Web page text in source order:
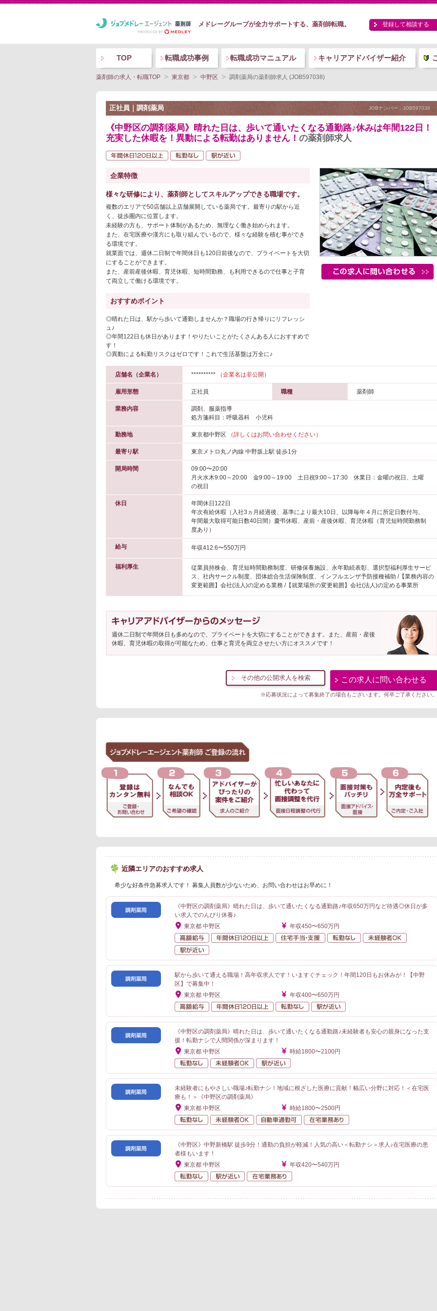
メドレーグループが全力サポートする、薬剤師転職。 登録して相談する
TOP 転職成功事例 転職成功マニュアル キャリアアドバイザー紹介
薬剤師の求人・転職TOP 東京都 中野区 調剤薬局の薬剤師求人 (JOB597038)
正社員｜調剤薬局 JOBナンバー：JOB597038
《中野区の調剤薬局》晴れた日は、歩いて通いたくなる通勤路♪休みは年間122日！
充実した休暇を！異動による転勤はありません！ の薬剤師求人
企業特徴
様々な研修により、薬剤師としてスキルアップできる職場です。
複数のエリアで50店舗以上店舗展開している薬局です。最寄りの駅から近
く、徒歩圏内に位置します。
未経験の方も、サポート体制があるため、無理なく働き始められます。
また、在宅医療や漢方にも取り組んでいるので、様々な経験を積む事ができ
る環境です。
就業面では、週休二日制で年間休日も120日前後なので、プライベートを大切
にすることができます。
また、産前産後休暇、育児休暇、短時間勤務、も利用できるので仕事と子育
て両立して働ける環境です。
おすすめポイント
◎晴れた日は、駅から歩いて通勤しませんか？職場の行き帰りにリフレッシ
ュ♪
◎年間122日も休日があります！やりたいことがたくさんある人におすすめで
す！
◎異動による転勤リスクはゼロです！これで生活基盤は万全に♪
店舗名（企業名） ********** （企業名は非公開）
雇用形態 正社員 職種 薬剤師
業務内容
調剤、服薬指導
処方箋科目：呼吸器科 小児科
勤務地 東京都中野区 （詳しくはお問い合わせください）
最寄り駅 東京メトロ丸ノ内線 中野坂上駅 徒歩1分
開局時間
09:00〜20:00
月火水木9:00～20:00 金9:00～19:00 土日祝9:00～17:30 休業日：金曜の祝日、土曜
の祝日
休日
年間休日122日
年次有給休暇（入社3ヵ月経過後、基準により最大10日、以降毎年４月に所定日数付与。
年間最大取得可能日数40日間）慶弔休暇、産前・産後休暇、育児休暇（育児短時間勤務制
度あり）
給与 年収412.6〜550万円
福利厚生
従業員持株会、育児短時間勤務制度、研修保養施設、永年勤続表彰、選択型福利厚生サービ
ス、社内サークル制度、団体総合生活保険制度、インフルエンザ予防接種補助 /【業務内容の
変更範囲】会社(法人)の定める業務 /【就業場所の変更範囲】会社(法人)の定める事業所
週休二日制で年間休日も多めなので、プライベートを大切にすることができます。また、産前・産後
休暇、育児休暇の取得が可能なため、仕事と育児を両立させたい方にオススメです！
その他の公開求人を検索 この求人に問い合わせる
※応募状況によって募集終了の場合もございます。何卒ご了承ください。
近隣エリアのおすすめ求人
希少な好条件急募求人です！ 募集人員数が少ないため、お問い合わせはお早めに！
《中野区の調剤薬局》晴れた日は、歩いて通いたくなる通勤路♪年収650万円など待遇◎休日が多
い求人でのんびり休養♪
東京都 中野区
年収450〜650万円
高額給与
年間休日120日以上 住宅手当・支援 転勤なし
駅から歩いて通える職場！高年収求人です！いますぐチェック！年間120日もお休みが！【中野
区】で募集中！
東京都 中野区
年収400〜650万円
高額給与
年間休日120日以上
転勤なし
《中野区の調剤薬局》晴れた日は、歩いて通いたくなる通勤路♪未経験者も安心の親身になった支
援！転勤ナシで人間関係が深まります！
東京都 中野区
時給1800〜2100円
転勤なし
未経験者OK
未経験者にもやさしい職場♪転勤ナシ！地域に根ざした医療に貢献！幅広い分野に対応！＜在宅医
療も！＞《中野区の調剤薬局》
東京都 中野区
時給1800〜2500円
転勤なし
未経験者OK 自動車通勤可
《中野区》中野新橋駅 徒歩9分！通勤の負担が軽減！人気の高い＜転勤ナシ＞求人♪在宅医療の患
者様もいます！
東京都 中野区
年収420〜540万円
転勤なし
駅が近い